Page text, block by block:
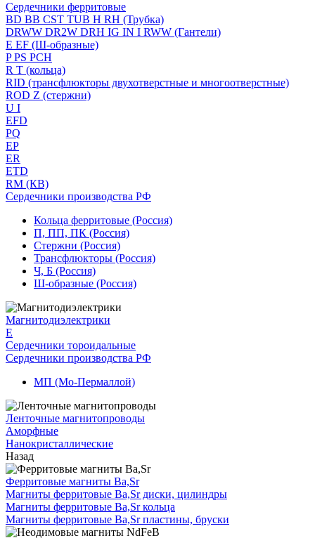
Сердечники ферритовые
BD BB CST TUB H RH (Трубка)
DRWW DR2W DRH IG IN I RWW (Гантели)
E EF (Ш-образные)
P PS PCH
R T (кольца)
RID (трансфлюкторы двухотверстные и многоотверстные)
ROD Z (стержни)
U I
EFD
PQ
EP
ER
ETD
RM (КВ)
Сердечники производства РФ
Кольца ферритовые (Россия)
П, ПП, ПК (Россия)
Стержни (Россия)
Трансфлюкторы (Россия)
Ч, Б (Россия)
Ш-образные (Россия)
Магнитодиэлектрики
E
Сердечники тороидальные
Сердечники производства РФ
МП (Мо-Пермаллой)
Ленточные магнитопроводы
Аморфные
Нанокристаллические
Назад
Ферритовые магниты Ba,Sr
Магниты ферритовые Ba,Sr диски, цилиндры
Магниты ферритовые Ba,Sr кольца
Магниты ферритовые Ba,Sr пластины, бруски